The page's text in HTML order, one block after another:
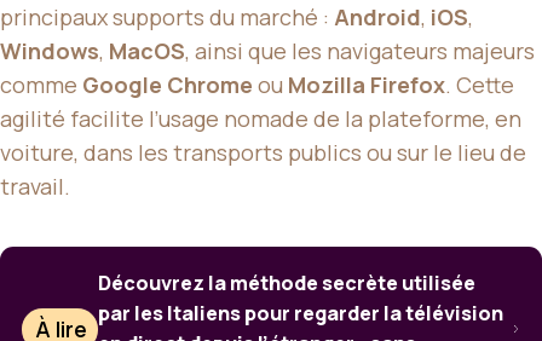
principaux supports du marché : Android, iOS,
Windows, MacOS, ainsi que les navigateurs majeurs
comme Google Chrome ou Mozilla Firefox. Cette
agilité facilite l’usage nomade de la plateforme, en
voiture, dans les transports publics ou sur le lieu de
travail.
À lire
Découvrez la méthode secrète utilisée
par les Italiens pour regarder la télévision